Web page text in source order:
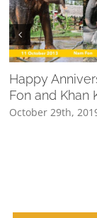
Happy
Fon and Khan
October 29th,